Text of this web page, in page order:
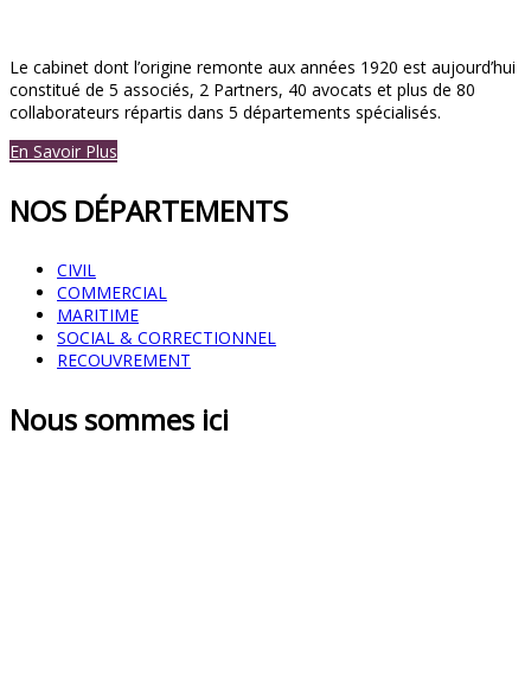
Le cabinet dont l’origine remonte aux années 1920 est aujourd’hui
constitué de 5 associés, 2 Partners, 40 avocats et plus de 80
collaborateurs répartis dans 5 départements spécialisés.
En Savoir Plus
NOS DÉPARTEMENTS
CIVIL
COMMERCIAL
MARITIME
SOCIAL & CORRECTIONNEL
RECOUVREMENT
Nous sommes ici